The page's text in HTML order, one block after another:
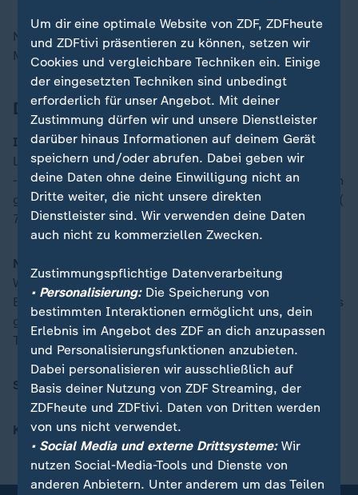
Norwegen hätte sich gar eine Neun-Tore-Niederlage in
Mailand zum Sieg in der Gruppe I leisten können.
Die Aufstellungen
Italien: G. Donnarumma - di
Lorenzo, Mancini, Bastoni (86. Ricci), Dimarco
- Politano, Locatelli (79. Scamacca), Barella (64. Buon
giorno), Frattesi (68. Cristante) - Retegui, P. Esposito (
79. Zaccagni) - Trainer: Gennaro Gattuso
Norwegen
Wolfe (89. Östigaard) - Sörloth (76.
Bobb), Berg (64. Thorsby), Berge, Thorstvedt (75. Aas
gaard), Nusa - Haaland (89.Strand Larsen) -
Trainer: Staale Solbakken
Schiedsrichter: Alejandro José Hernandez (Spanien)
Kommentator: Adrian von der Groeben
Um dir eine optimale Website von ZDF, ZDFheute
und ZDFtivi präsentieren zu können, setzen wir
Cookies und vergleichbare Techniken ein. Einige
der eingesetzten Techniken sind unbedingt
erforderlich für unser Angebot. Mit deiner
Zustimmung dürfen wir und unsere Dienstleister
darüber hinaus Informationen auf deinem Gerät
speichern und/oder abrufen. Dabei geben wir
deine Daten ohne deine Einwilligung nicht an
Dritte weiter, die nicht unsere direkten
Dienstleister sind. Wir verwenden deine Daten
auch nicht zu kommerziellen Zwecken.
Zustimmungspflichtige Datenverarbeitung
• Personalisierung:Die Speicherung von
bestimmten Interaktionen ermöglicht uns, dein
Erlebnis im Angebot des ZDF an dich anzupassen
und Personalisierungsfunktionen anzubieten.
Dabei personalisieren wir ausschließlich auf
Basis deiner Nutzung von ZDF Streaming, der
ZDFheute und ZDFtivi. Daten von Dritten werden
von uns nicht verwendet.
• Social Media und externe Drittsysteme:Wir
nutzen Social-Media-Tools und Dienste von
anderen Anbietern. Unter anderem um das Teilen